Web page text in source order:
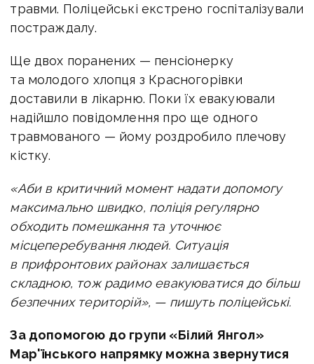
травми. Поліцейські екстрено госпіталізували
постраждалу.
Ще двох поранених — пенсіонерку
та молодого хлопця з Красногорівки
доставили в лікарню. Поки їх евакуювали
надійшло повідомлення про ще одного
травмованого — йому роздробило плечову
кістку.
«Аби в критичний момент надати допомогу
максимально швидко, поліція регулярно
обходить помешкання та уточнює
місцеперебування людей. Ситуація
в прифронтових районах залишається
складною, тож радимо евакуюватися до більш
безпечних територій», — пишуть поліцейські.
За допомогою до групи «Білий Янгол»
Мар'їнського напрямку можна звернутися